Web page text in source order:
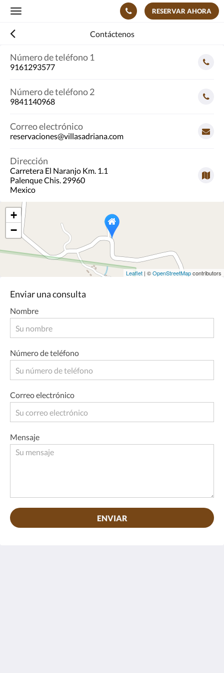
Toggle
RESERVAR AHORA
Contáctenos
Número de teléfono 1
9161293577
Número de teléfono 2
9841140968
Correo electrónico
reservaciones@villasadriana.com
Dirección
Carretera El Naranjo Km. 1.1
Palenque Chis. 29960
Mexico
+
−
Leaflet | ©OpenStreetMapcontributors
Enviar una consulta
Nombre
Número de teléfono
Correo electrónico
Mensaje
ENVIAR